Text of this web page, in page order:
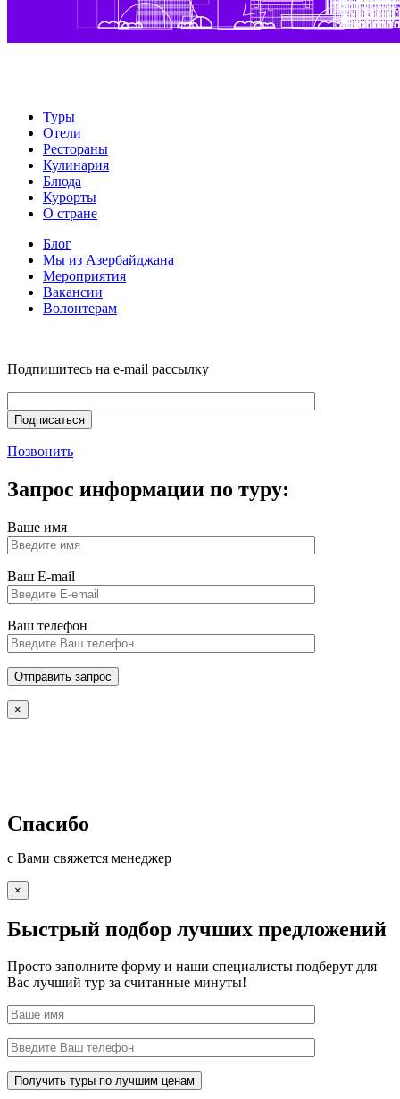
Туры
Отели
Рестораны
Кулинария
Блюда
Курорты
О стране
Блог
Мы из Азербайджана
Мероприятия
Вакансии
Волонтерам
Подпишитесь на e-mail рассылку
Позвонить
Запрос информации по туру:
Ваше имя
Ваш E-mail
Ваш телефон
×
Спасибо
с Вами свяжется менеджер
×
Быстрый подбор лучших предложений
Просто заполните форму и наши специалисты подберут для
Вас лучший тур за считанные минуты!